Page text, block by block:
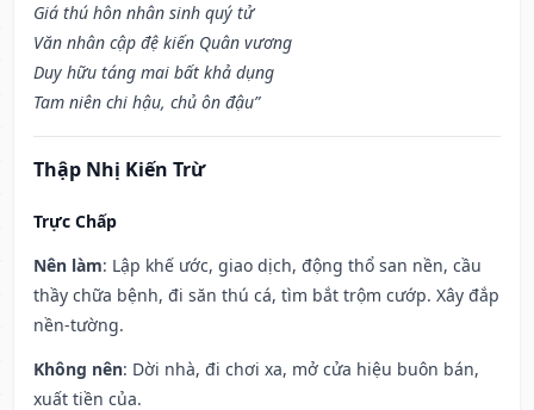
Giá thú hôn nhân sinh quý tử
Văn nhân cập đệ kiến Quân vương
Duy hữu táng mai bất khả dụng
Tam niên chi hậu, chủ ôn đậu”
Thập Nhị Kiến Trừ
Trực Chấp
Nên làm: Lập khế ước, giao dịch, động thổ san nền, cầu
thầy chữa bệnh, đi săn thú cá, tìm bắt trộm cướp. Xây đắp
nền-tường.
Không nên: Dời nhà, đi chơi xa, mở cửa hiệu buôn bán,
xuất tiền của.